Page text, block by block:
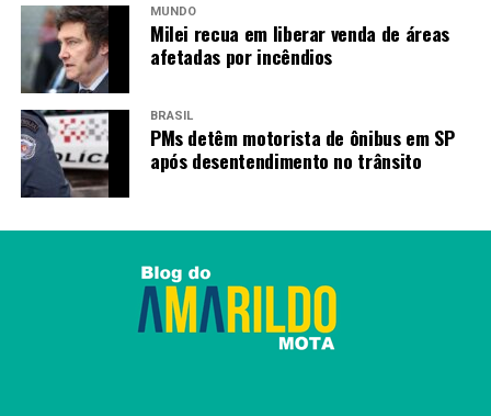
MUNDO
Milei recua em liberar venda de áreas
afetadas por incêndios
BRASIL
PMs detêm motorista de ônibus em SP
após desentendimento no trânsito